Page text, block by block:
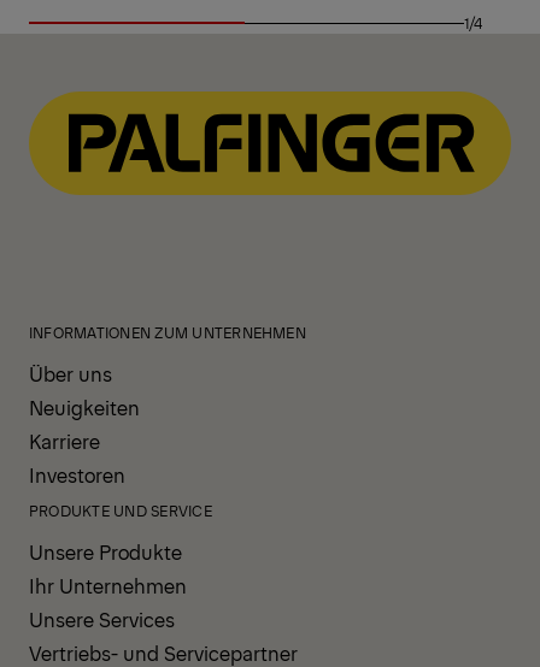
1/4
INFORMATIONEN ZUM UNTERNEHMEN
Über uns
Neuigkeiten
Karriere
Investoren
PRODUKTE UND SERVICE
Unsere Produkte
Ihr Unternehmen
Unsere Services
Vertriebs- und Servicepartner